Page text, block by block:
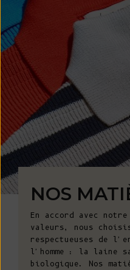
NOS
En accord avec
valeurs, nous
respectueuses de
l'homme : la laine
biologique. Nos